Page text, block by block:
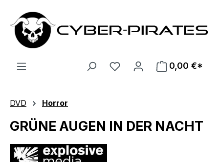
Zum Hauptinhalt springen
0,00 €*
DVD Horror
GRÜNE AUGEN IN DER NACHT